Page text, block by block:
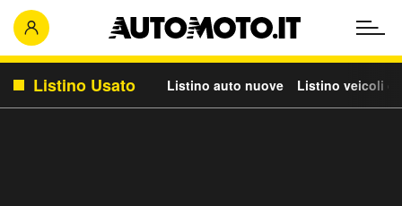
Listino Usato Listino auto nuove Listino veicoli